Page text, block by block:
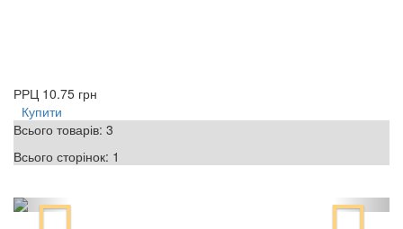
РРЦ 10.75 грн
Купити
Всього товарів: 3
Всього сторінок: 1